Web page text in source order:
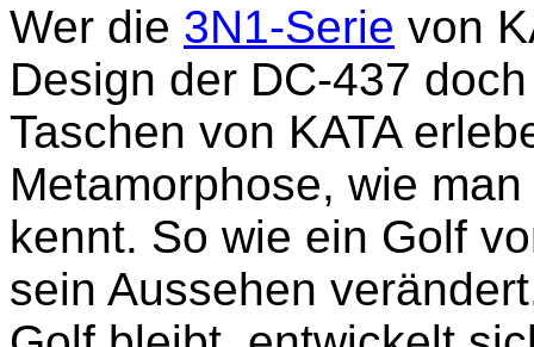
Wer die 3N1-Serie von
Design der DC-437
Taschen von KATA
Metamorphose, wie
kennt. So wie ein Golf
sein Aussehen